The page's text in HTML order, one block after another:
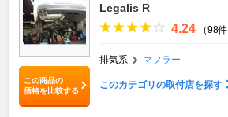
この商品の
価格を比較する
Legalis R
4.24 （98件
排気系 マフラー
このカテゴリの取付店を探す